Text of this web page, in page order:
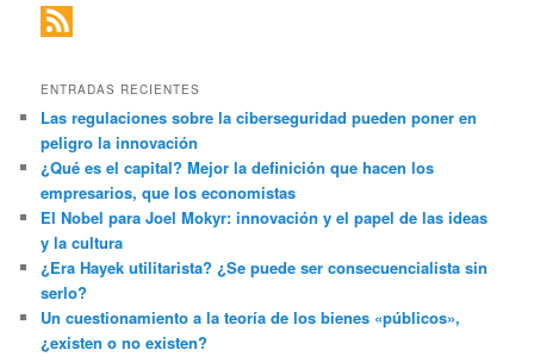
ENTRADAS RECIENTES
Las regulaciones sobre la ciberseguridad pueden poner en
peligro la innovación
¿Qué es el capital? Mejor la definición que hacen los
empresarios, que los economistas
El Nobel para Joel Mokyr: innovación y el papel de las ideas
y la cultura
¿Era Hayek utilitarista? ¿Se puede ser consecuencialista sin
serlo?
Un cuestionamiento a la teoría de los bienes «públicos»,
¿existen o no existen?